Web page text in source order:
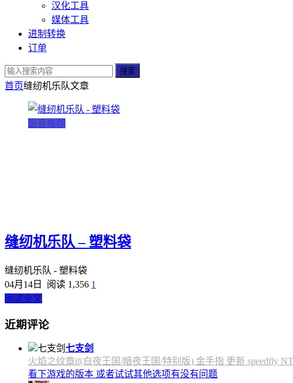
汉化工具
媒体工具
进制转换
订单
搜索
首页缝纫机乐队文章
影音推荐
缝纫机乐队 – 塑料袋
缝纫机乐队 - 塑料袋
04月14日
阅读 1,356 1
阅读全文
近期评论
七支剑
火焰之纹章if(白夜王国/暗夜王国/特别版) 金手指 更新 speedfly
看下游戏的版本 或者试试其他选项有没有问题